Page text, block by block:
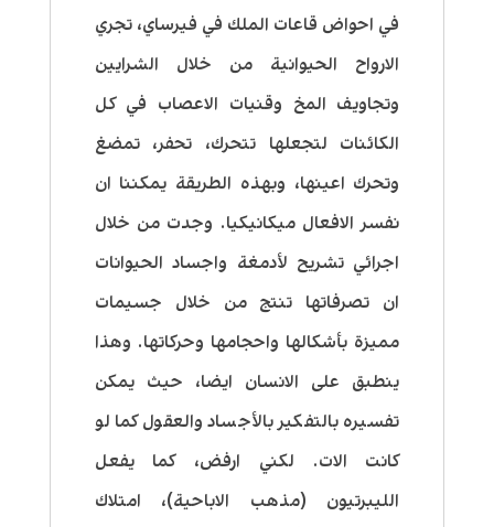
في احواض قاعات الملك في فيرساي، تجري
الارواح الحيوانية من خلال الشرايين
وتجاويف المخ وقنيات الاعصاب في كل
الكائنات لتجعلها تتحرك، تحفر، تمضغ
وتحرك اعينها، وبهذه الطريقة يمكننا ان
نفسر الافعال ميكانيكيا. وجدت من خلال
اجرائي تشريح لأدمغة واجساد الحيوانات
ان تصرفاتها تنتج من خلال جسيمات
مميزة بأشكالها واحجامها وحركاتها. وهذا
ينطبق على الانسان ايضا، حيثيمكن
تفسيره بالتفكير بالأجساد والعقول كما لو
كانت الات. لكني ارفض، كما يفعل
الليبرتيون (مذهب الاباحية)، امتلاك